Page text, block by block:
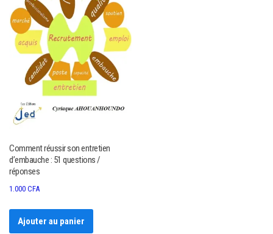
Comment réussir son entretien
d’embauche : 51 questions /
réponses
1.000 CFA
Ajouter au panier